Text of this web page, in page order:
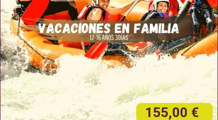
155,00 €